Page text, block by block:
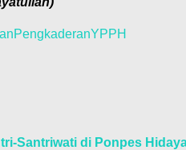
PengkaderanYPPH
Santriwati di Ponpes